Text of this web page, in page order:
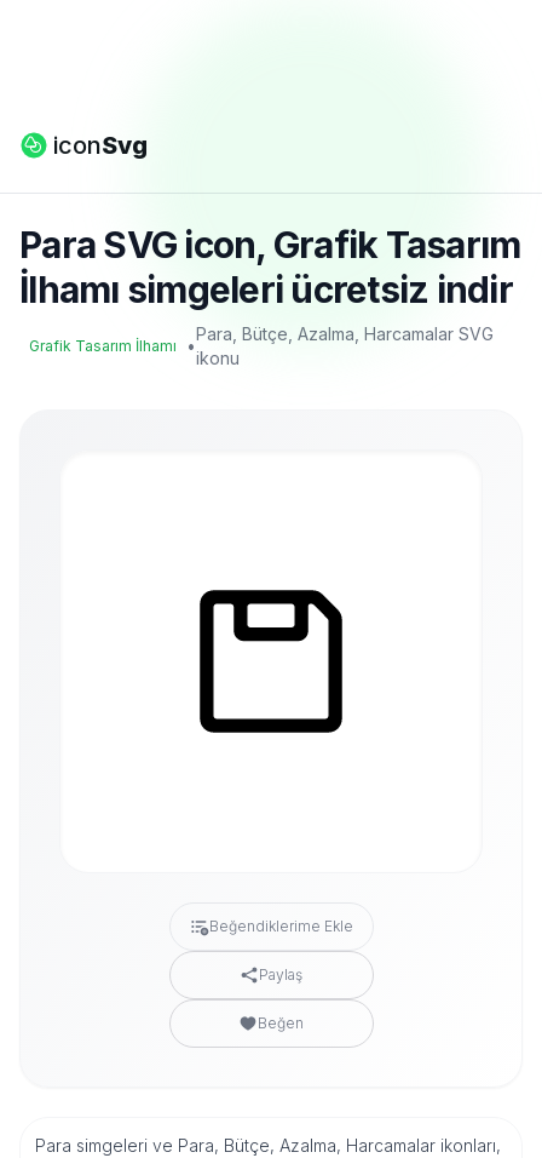
iconSvg
Para SVG icon, Grafik Tasarım
İlhamı simgeleri ücretsiz indir
Grafik Tasarım İlhamı •
Para, Bütçe, Azalma, Harcamalar SVG
ikonu
Beğendiklerime Ekle
Paylaş
Beğen
Para simgeleri ve Para, Bütçe, Azalma, Harcamalar ikonları,